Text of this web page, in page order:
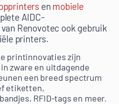
en mobiele
AIDC-
Renovotec ook gebruik
printers.
printinnovaties zijn
zware en uitdagende
een breed spectrum
etiketten,
RFID-tags en meer.